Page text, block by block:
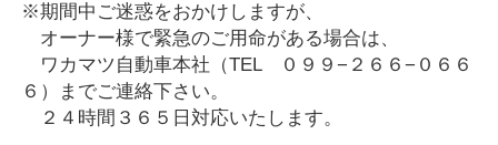
※期間中ご迷惑をおかけしますが、
オーナー様で緊急のご用命がある場合は、
ワカマツ自動車本社（TEL ０９９−２６６−０６６
６）までご連絡下さい。
２４時間３６５日対応いたします。